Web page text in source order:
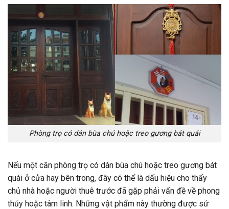
Phòng trọ có dán bùa chú hoặc treo gương bát quái
Nếu một căn phòng trọ có dán bùa chú hoặc treo gương bát
quái ở cửa hay bên trong, đây có thể là dấu hiệu cho thấy
chủ nhà hoặc người thuê trước đã gặp phải vấn đề về phong
thủy hoặc tâm linh. Những vật phẩm này thường được sử